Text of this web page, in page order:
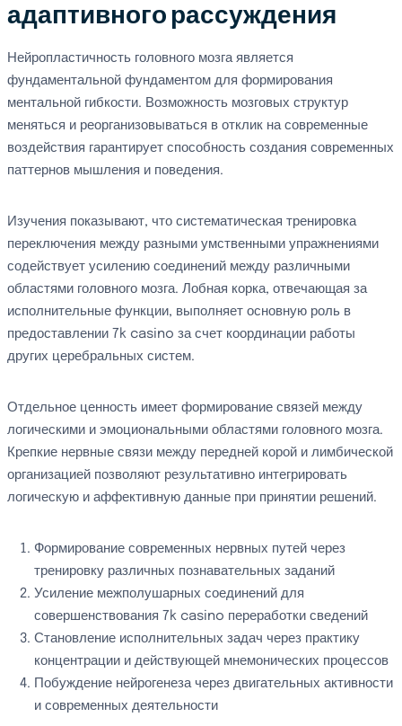
адаптивного рассуждения
Нейропластичность головного мозга является
фундаментальной фундаментом для формирования
ментальной гибкости. Возможность мозговых структур
меняться и реорганизовываться в отклик на современные
воздействия гарантирует способность создания современных
паттернов мышления и поведения.
Изучения показывают, что систематическая тренировка
переключения между разными умственными упражнениями
содействует усилению соединений между различными
областями головного мозга. Лобная корка, отвечающая за
исполнительные функции, выполняет основную роль в
предоставлении 7k casino за счет координации работы
других церебральных систем.
Отдельное ценность имеет формирование связей между
логическими и эмоциональными областями головного мозга.
Крепкие нервные связи между передней корой и лимбической
организацией позволяют результативно интегрировать
логическую и аффективную данные при принятии решений.
Формирование современных нервных путей через
тренировку различных познавательных заданий
Усиление межполушарных соединений для
совершенствования 7k casino переработки сведений
Становление исполнительных задач через практику
концентрации и действующей мнемонических процессов
Побуждение нейрогенеза через двигательных активности
и современных деятельности